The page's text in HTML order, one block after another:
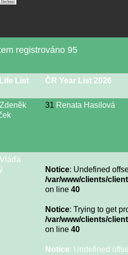
registrováno 95
List ČR Year List 2026
Zdeněk
31 Renata Hasilová
Vláďa
Notice: Undefined
/var/www/clients/
on line 40
Notice: Trying to get
/var/www/clients/
on line 40
Notice: Undefined